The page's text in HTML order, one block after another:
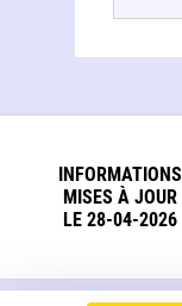
INFORMATIONS
MISES À JOUR
LE 28-04-2026